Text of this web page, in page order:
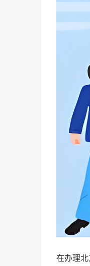
在办理